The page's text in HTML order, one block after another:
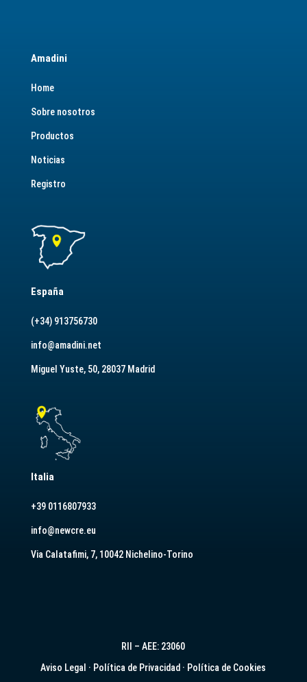
Amadini
Home
Sobre nosotros
Productos
Noticias
Registro
España
(+34) 913756730
info@amadini.net
Miguel Yuste, 50, 28037 Madrid
Italia
+39 0116807933
info@newcre.eu
Via Calatafimi, 7, 10042 Nichelino-Torino
RII – AEE: 23060
Aviso Legal · Política de Privacidad · Política de Cookies